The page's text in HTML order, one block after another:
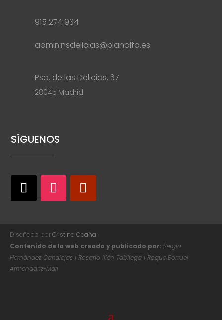
915 274 934
admin.nsdelicias@planalfa.es
Pso. de las Delicias, 67
28045 Madrid
SÍGUENOS
Diseñado porCristina Ocaña
Contenido de la web creado y publicado por: Sergio
Hernández Canalejas | Rosario Illán Tabliega | Roque Borruel
Armendáriz-Mari